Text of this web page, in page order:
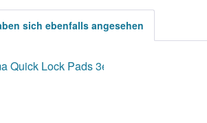
sich ebenfalls angesehen